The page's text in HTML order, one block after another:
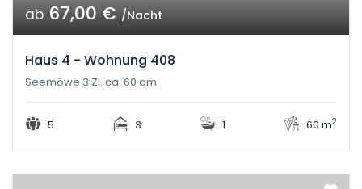
ab67,00 €/Nacht
Haus 4 - Wohnung 408
Seemöwe 3 Zi. ca. 60 qm
5 3 1 60 m2